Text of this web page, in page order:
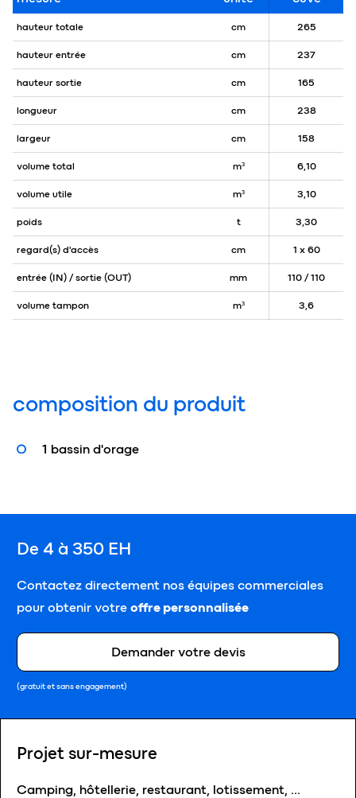
hauteur totale cm 265
hauteur entrée cm 237
hauteur sortie cm 165
longueur cm 238
largeur cm 158
volume total m³ 6,10
volume utile m³ 3,10
poids t 3,30
regard(s) d'accès cm 1 x 60
entrée (IN) / sortie (OUT) mm 110 / 110
volume tampon m³ 3,6
composition du produit
1 bassin d'orage
De 4 à 350 EH
Contactez directement nos équipes commerciales
pour obtenir votre offre personnalisée
Demander votre devis
(gratuit et sans engagement)
Projet sur-mesure
Camping, hôtellerie, restaurant, lotissement, …